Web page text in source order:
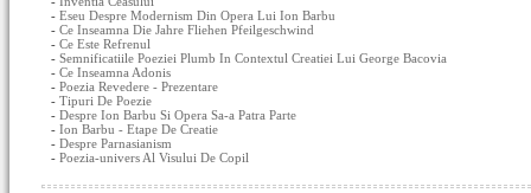
- Eseu Despre Modernism Din Opera Lui Ion Barbu
- Ce Inseamna Die Jahre Fliehen Pfeilgeschwind
- Ce Este Refrenul
- Semnificatiile Poeziei Plumb In Contextul Creatiei Lui George Bacovia
- Ce Inseamna Adonis
- Poezia Revedere - Prezentare
- Tipuri De Poezie
- Despre Ion Barbu Si Opera Sa-a Patra Parte
- Ion Barbu - Etape De Creatie
- Despre Parnasianism
- Poezia-univers Al Visului De Copil